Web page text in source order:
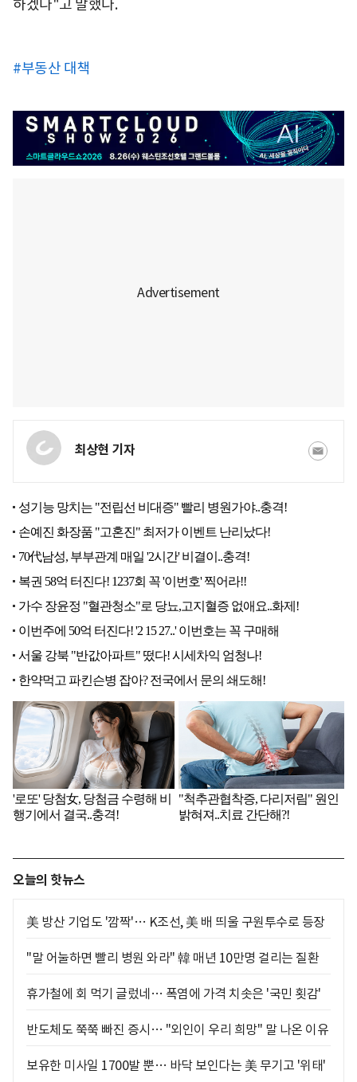
하겠다"고 말했다.
#부동산 대책
최상현 기자
오늘의 핫뉴스
美 방산 기업도 '깜짝'… K조선, 美 배 띄울 구원투수로 등장
"말 어눌하면 빨리 병원 와라" 韓 매년 10만명 걸리는 질환
휴가철에 회 먹기 글렀네… 폭염에 가격 치솟은 '국민 횟감'
반도체도 쭉쭉 빠진 증시… "외인이 우리 희망" 말 나온 이유
보유한 미사일 1700발 뿐… 바닥 보인다는 美 무기고 '위태'